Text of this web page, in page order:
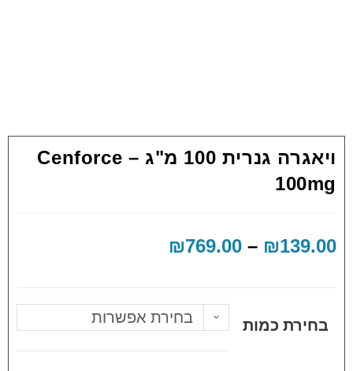
ויאגרה גנרית 100 מ"ג – Cenforce
100mg
₪139.00
–
₪769.00
בחירת כמות בחירת אפשרות